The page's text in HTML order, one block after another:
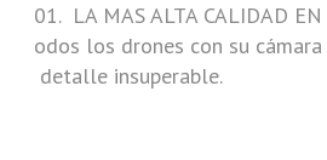
01. LA MAS ALTA CALIDAD
odos los drones con su
detalle insuperable.